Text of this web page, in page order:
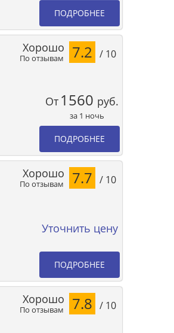
ПОДРОБНЕЕ
По отзывам
Хорошо 7.2 / 10
От 1560 руб.
за 1 ночь
ПОДРОБНЕЕ
По отзывам
Хорошо 7.7 / 10
Уточнить цену
ПОДРОБНЕЕ
По отзывам
Хорошо 7.8 / 10